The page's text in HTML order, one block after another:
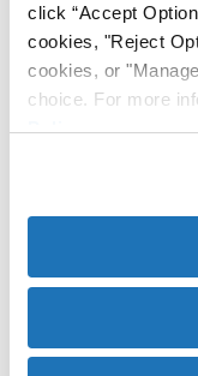
click “Accept
cookies, "Reject
cookies, or
choice. For more
Policy.
Articles by